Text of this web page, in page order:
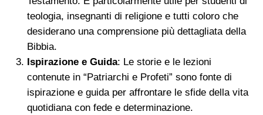
teologia, insegnanti di religione e tutti coloro che
desiderano una comprensione più dettagliata della
Bibbia.
Ispirazione e Guida: Le storie e le lezioni
contenute in “Patriarchi e Profeti” sono fonte di
ispirazione e guida per affrontare le sfide della vita
quotidiana con fede e determinazione.